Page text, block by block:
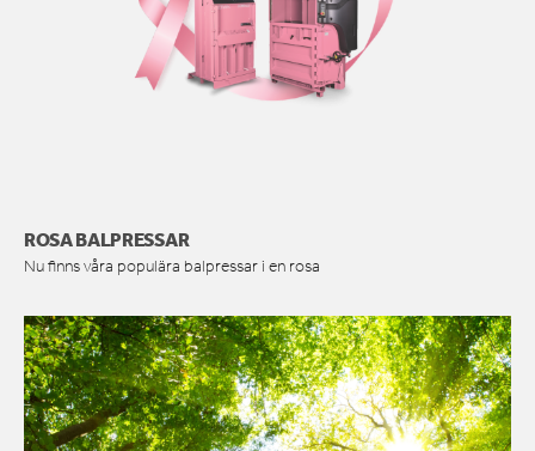
ROSA BALPRESSAR
Nu finns våra populära balpressar i en rosa